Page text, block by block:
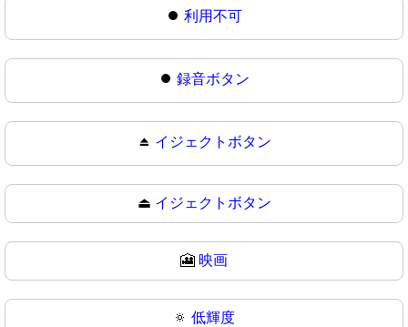
⏺️ 利用不可
⏺ 録音ボタン
⏏️ イジェクトボタン
⏏ イジェクトボタン
🎦 映画
🔅 低輝度